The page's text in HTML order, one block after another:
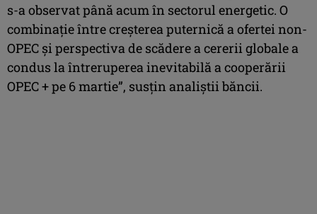
s-a observat până acum în sectorul energetic. O
combinaţie între creşterea puternică a ofertei non-
OPEC şi perspectiva de scădere a cererii globale a
condus la întreruperea inevitabilă a cooperării
OPEC + pe 6 martie”, susţin analiştii băncii.